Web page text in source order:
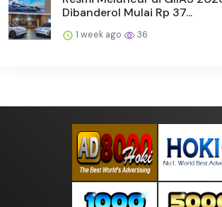
Dibanderol Mulai Rp 37...
1 week ago 36